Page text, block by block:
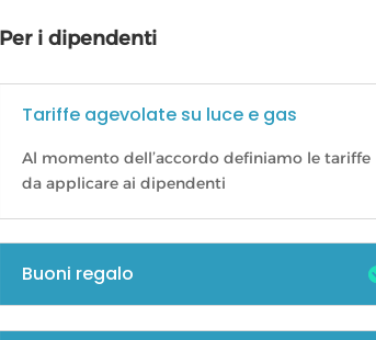
Per i dipendenti
Tariffe agevolate su luce e gas
Al momento dell’accordo definiamo le tariffe
da applicare ai dipendenti
Buoni regalo